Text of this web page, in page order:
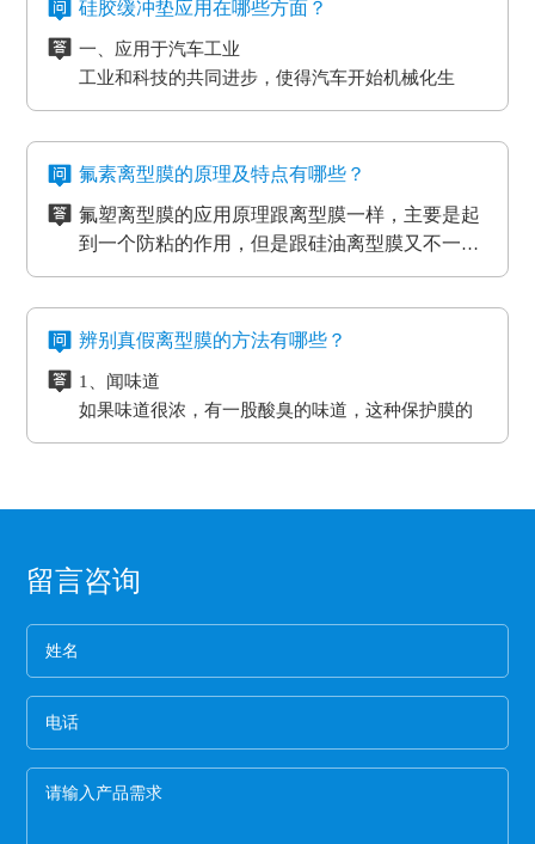
因此防静电离型膜也很重要。
力稳定。
要求。
高分子材料在耐温性的同时还要考虑到耐化学试剂
应等。
所以要想得到物美价廉的离型膜，就要对多个品
牌的产品进行比较，在材质、工艺、质量等方面
都相同的情况下选择性价比最高的离型膜。
三、看使用情况
购买离型膜的目的是为了发挥其性能，满足使用
需求。质量再好的离型膜若使用在不正确的地
方，其性能也不能得到更好的发挥。
四、看生产厂家
一般品牌大、评价高的正规PET离型膜生产厂家
而且生产规模也比较大，因而具有一定的基础
性、技术性和规模性。
五、看产品价格
不同品牌、不同厂家的PET离型膜在其价格上都
会有些差异，而且国内的与进口的离型膜在其价
格上也会有很大的差异。
六、注意离型膜的使用范围
企业选购离型膜的主要目的就是为了满足产品的
生产需要，所以一定要根据离型膜的使用范围来
进行选择，要确保能够符合企业产品的生产要
硅胶缓冲垫应用在哪些方面？
一、应用于汽车工业
工业和科技的共同进步，使得汽车开始机械化生
产。在汽车工厂当中，数条流水线之间分布着许许
摩擦和损耗，所以经常会在机器的连接处使用缓冲
机器，减小损耗。
物流装卸货的过程中会格外重视运输货物的完整
能导致物品损坏。而目前市场上最受欢迎的缓冲垫
具有弹性好、质地紧密、耐高温以及抗冲力强的特
点，用在物流装卸平台上可以起到保护货物的作
用。
三、应用于热压机强化过程
想让地板、木门和家具更耐用，就需要使用热压机
强化。而在这个过程中也需要缓冲垫。缓冲垫会装
在模板和热压板之间，起到均匀传递热压板工作温
度和工作压力的作用。而且使用缓冲垫还可以使纸
的效果。另外硅胶缓冲垫还可以保护模板、弥补压
板误差保证热压机的正常工作。
氟素离型膜的原理及特点有哪些？
氟塑离型膜的应用原理跟离型膜一样，主要是起
到一个防粘的作用，但是跟硅油离型膜又不一
样，氟在氟塑离型膜里面是以一种氟化物的形式
在耐高温胶带的基材分很多种（PET,聚酰亚胺）
硅胶的胶水跟硅油离型膜同属矽利康的类别，时
间长了会产生各方面的反应就是贴死。
氟塑离型膜主要应用于高温胶，硅胶双面胶贴
等；模切加工成其它任何形状，用于一些特殊用
氟素离型膜的特点：
耐湿性，防潮、防油，起到产品的隔离作用。
二、良好的耐高温性能、平滑度和强度。
三、氟塑离型膜可以防止预浸料粘连，又可以保
辨别真假离型膜的方法有哪些？
1、闻味道
如果味道很浓，有一股酸臭的味道，这种保护膜的
保持力非常差。
保护膜按照常规就应该卷得整齐，这样的保护膜没
概率非常高,强度差。
膜硬的保护膜一般都比较次，而且由于膜厚，实际
米数会减少。好的保护膜所选用的薄膜都比较柔
留言咨询